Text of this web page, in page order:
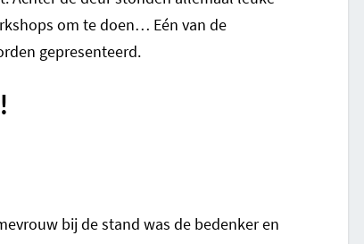
om te doen… Eén van de
gepresenteerd.
bij de stand was de bedenker en